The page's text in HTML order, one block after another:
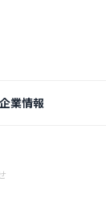
企業情報